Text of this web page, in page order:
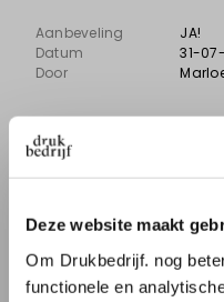
Deze website maakt
Om Drukbedrijf. nog
functionele en
Aanbeveling
JA!
Datum
31-
Door
Gewoon goed